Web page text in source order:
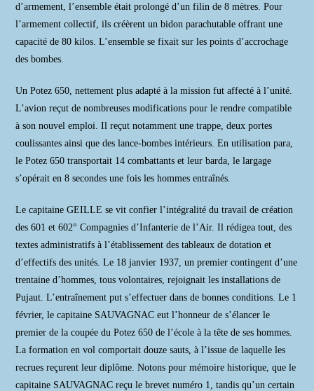
d’armement, l’ensemble était prolongé d’un filin de 8 mètres. Pour
l’armement collectif, ils créèrent un bidon parachutable offrant une
capacité de 80 kilos. L’ensemble se fixait sur les points d’accrochage
des bombes.
Un Potez 650, nettement plus adapté à la mission fut affecté à l’unité.
L’avion reçut de nombreuses modifications pour le rendre compatible
à son nouvel emploi. Il reçut notamment une trappe, deux portes
coulissantes ainsi que des lance-bombes intérieurs. En utilisation para,
le Potez 650 transportait 14 combattants et leur barda, le largage
s’opérait en 8 secondes une fois les hommes entraînés.
Le capitaine GEILLE se vit confier l’intégralité du travail de création
des 601 et 602° Compagnies d’Infanterie de l’Air. Il rédigea tout, des
textes administratifs à l’établissement des tableaux de dotation et
d’effectifs des unités. Le 18 janvier 1937, un premier contingent d’une
trentaine d’hommes, tous volontaires, rejoignait les installations de
Pujaut. L’entraînement put s’effectuer dans de bonnes conditions. Le 1
février, le capitaine SAUVAGNAC eut l’honneur de s’élancer le
premier de la coupée du Potez 650 de l’école à la tête de ses hommes.
La formation en vol comportait douze sauts, à l’issue de laquelle les
recrues reçurent leur diplôme. Notons pour mémoire historique, que le
capitaine SAUVAGNAC reçu le brevet numéro 1, tandis qu’un certain